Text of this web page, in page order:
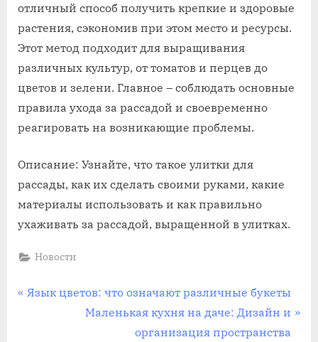
отличный способ получить крепкие и здоровые
растения, сэкономив при этом место и ресурсы.
Этот метод подходит для выращивания
различных культур, от томатов и перцев до
цветов и зелени. Главное – соблюдать основные
правила ухода за рассадой и своевременно
реагировать на возникающие проблемы.
Описание: Узнайте, что такое улитки для
рассады, как их сделать своими руками, какие
материалы использовать и как правильно
ухаживать за рассадой, выращенной в улитках.
Новости
Навигация
П
Язык цветов: что означают различные букеты
С
Маленькая кухня на даче: Дизайн и
организация пространства